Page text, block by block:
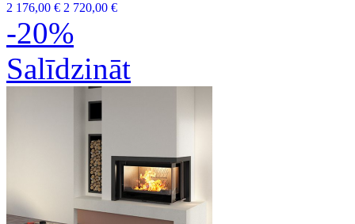
2 176,00 € 2 720,00 €
-20%
Salīdzināt